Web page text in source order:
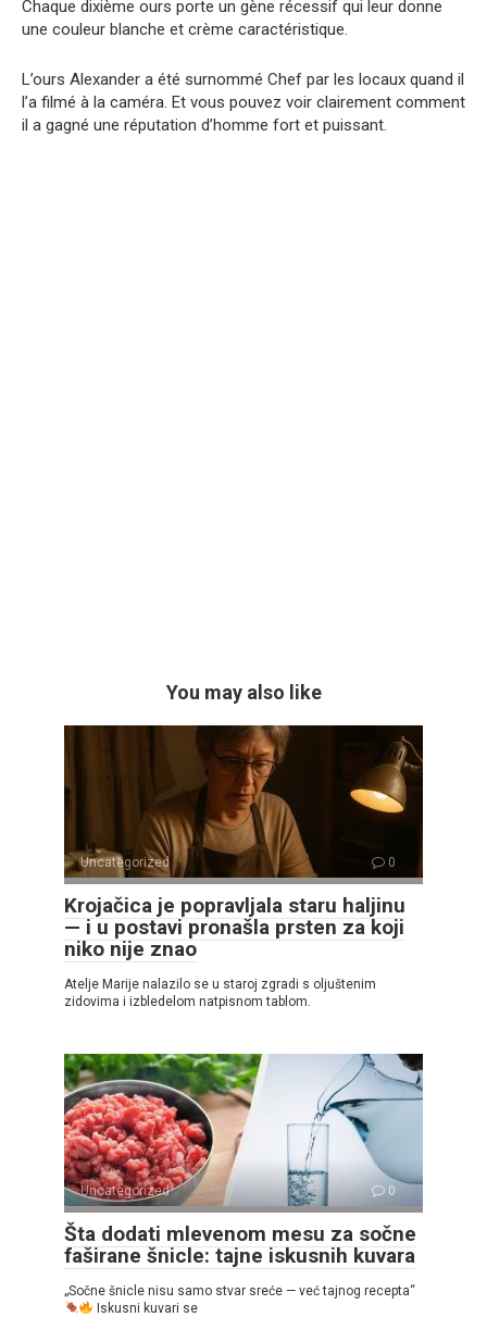
Chaque dixième ours porte un gène récessif qui leur donne
une couleur blanche et crème caractéristique.
L’ours Alexander a été surnommé Chef par les locaux quand il
l’a filmé à la caméra. Et vous pouvez voir clairement comment
il a gagné une réputation d’homme fort et puissant.
You may also like
Uncategorized 0
Krojačica je popravljala staru haljinu
— i u postavi pronašla prsten za koji
niko nije znao
Atelje Marije nalazilo se u staroj zgradi s oljuštenim
zidovima i izbledelom natpisnom tablom.
Uncategorized 0
Šta dodati mlevenom mesu za sočne
faširane šnicle: tajne iskusnih kuvara
„Sočne šnicle nisu samo stvar sreće — već tajnog recepta“
Iskusni kuvari se